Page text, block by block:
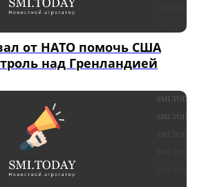
от НАТО помочь США
над Гренландией